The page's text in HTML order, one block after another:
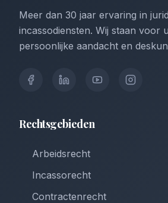
Meer dan 30 jaar ervaring in
incassodiensten. Wij staan voor
persoonlijke aandacht en
Rechtsgebieden
Arbeidsrecht
Incassorecht
Contractenrecht